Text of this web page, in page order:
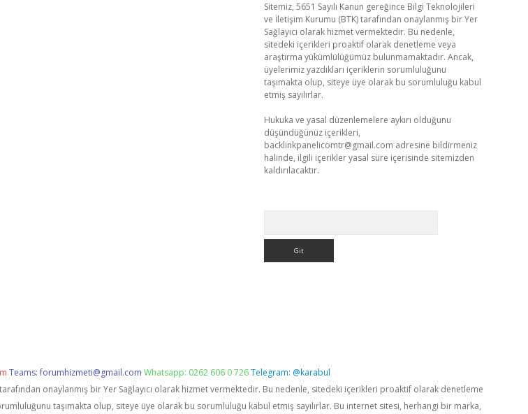
Sitemiz, 5651 Sayılı Kanun gereğince Bilgi Teknolojileri
ve İletişim Kurumu (BTK) tarafından onaylanmış bir Yer
Sağlayıcı olarak hizmet vermektedir. Bu nedenle,
sitedeki içerikleri proaktif olarak denetleme veya
araştırma yükümlülüğümüz bulunmamaktadır. Ancak,
üyelerimiz yazdıkları içeriklerin sorumluluğunu
taşımakta olup, siteye üye olarak bu sorumluluğu kabul
etmiş sayılırlar.
Hukuka ve yasal düzenlemelere aykırı olduğunu
düşündüğünüz içerikleri,
backlinkpanelicomtr@gmail.com adresine bildirmeniz
halinde, ilgili içerikler yasal süre içerisinde sitemizden
kaldırılacaktır.
Teams:forumhizmeti@gmail.com Whatsapp: 0262 606 0 726Telegram: @karabul
onaylanmış bir Yer Sağlayıcı olarak hizmet vermektedir. Bu nedenle, sitedeki içerikleri proaktif olarak denetleme
taşımakta olup, siteye üye olarak bu sorumluluğu kabul etmiş sayılırlar. Bu internet sitesi, herhangi bir marka,